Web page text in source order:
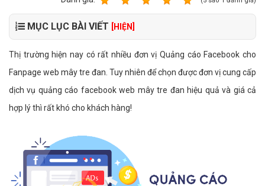
MỤC LỤC BÀI VIẾT [HIỆN]
Thị trường hiện nay có rất nhiều đơn vị Quảng cáo Facebook cho
Fanpage web mây tre đan. Tuy nhiên để chọn được đơn vị cung cấp
dịch vụ quảng cáo facebook web mây tre đan hiệu quả và giá cả
hợp lý thì rất khó cho khách hàng!